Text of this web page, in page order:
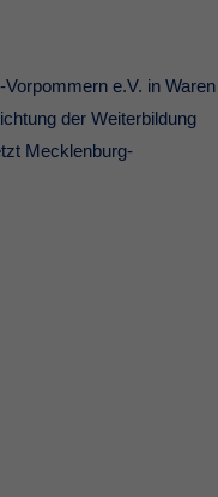
e.V. in Waren
der Weiterbildung
Mecklenburg-